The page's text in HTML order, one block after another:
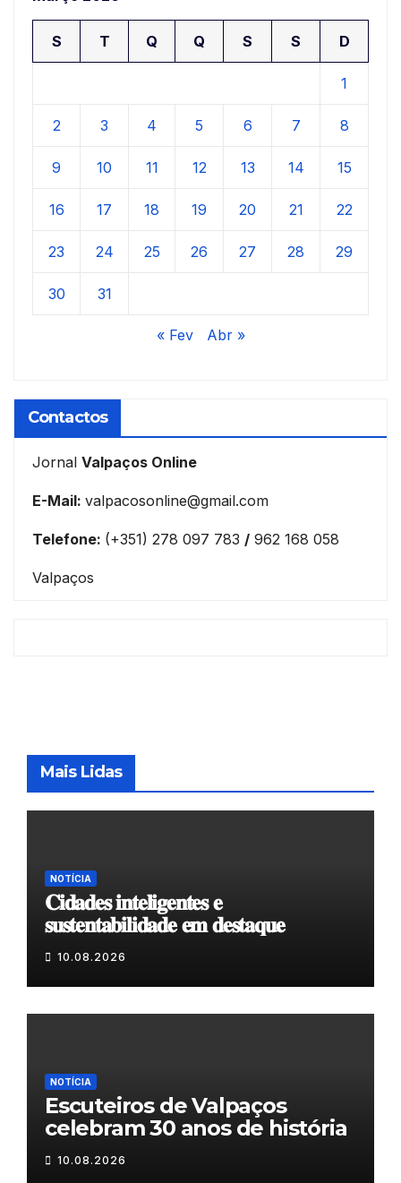
S T Q Q S S D
1
2 3 4 5 6 7 8
9 10 11 12 13 14 15
16 17 18 19 20 21 22
23 24 25 26 27 28 29
30 31
« Fev Abr »
Contactos
Jornal Valpaços Online
E-Mail: valpacosonline@gmail.com
Telefone: (+351) 278 097 783 / 962 168 058
Valpaços
Mais Lidas
NOTÍCIA
𝐂𝐢𝐝𝐚𝐝𝐞𝐬 𝐢𝐧𝐭𝐞𝐥𝐢𝐠𝐞𝐧𝐭𝐞𝐬 𝐞
𝐬𝐮𝐬𝐭𝐞𝐧𝐭𝐚𝐛𝐢𝐥𝐢𝐝𝐚𝐝𝐞 𝐞𝐦 𝐝𝐞𝐬𝐭𝐚𝐪𝐮𝐞
10.08.2026
NOTÍCIA
Escuteiros de Valpaços
celebram 30 anos de história
10.08.2026